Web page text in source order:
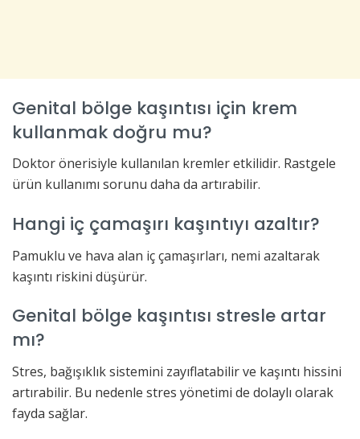
Genital bölge kaşıntısı için krem
kullanmak doğru mu?
Doktor önerisiyle kullanılan kremler etkilidir. Rastgele
ürün kullanımı sorunu daha da artırabilir.
Hangi iç çamaşırı kaşıntıyı azaltır?
Pamuklu ve hava alan iç çamaşırları, nemi azaltarak
kaşıntı riskini düşürür.
Genital bölge kaşıntısı stresle artar
mı?
Stres, bağışıklık sistemini zayıflatabilir ve kaşıntı hissini
artırabilir. Bu nedenle stres yönetimi de dolaylı olarak
fayda sağlar.